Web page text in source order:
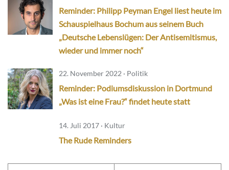
Reminder: Philipp Peyman Engel liest heute im
Schauspielhaus Bochum aus seinem Buch
„Deutsche Lebenslügen: Der Antisemitismus,
wieder und immer noch“
22. November 2022 · Politik
Reminder: Podiumsdiskussion in Dortmund
„Was ist eine Frau?“ findet heute statt
14. Juli 2017 · Kultur
The Rude Reminders